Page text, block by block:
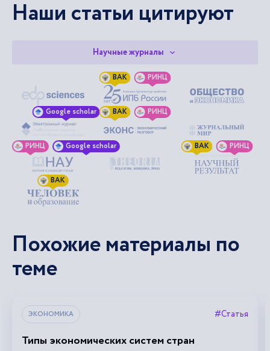
Наши статьи цитируют
Научные журналы
ВАК РИНЦ
Google scholar ВАК РИНЦ
РИНЦ Google scholar ВАК РИНЦ
ВАК
Похожие материалы по
теме
ЭКОНОМИКА #Статья
Типы экономических систем стран